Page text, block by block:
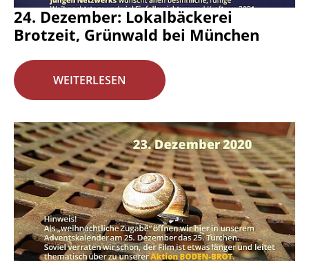
24. Dezember: Lokalbäckerei
Brotzeit, Grünwald bei München
WEITERLESEN